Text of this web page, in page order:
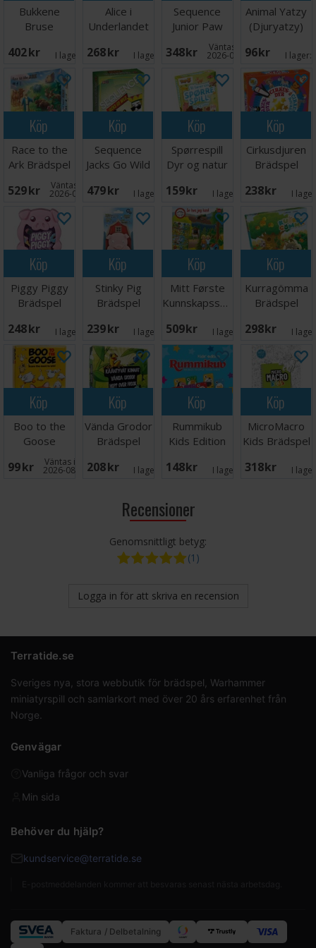
Bukkene
Bruse
402 SEK I lager: 6
Alice i
Underlandet
268 SEK I lager: 2
Sequence
Junior Paw
Patrol
Brädspel
348 SEK Väntas in:
2026-08-15
Animal Yatzy
(Djuryatzy)
96 SEK I lager:
Köp
Race to the
Ark Brädspel
529 SEK Väntas in:
2026-09-30
Köp
Sequence
Jacks Go Wild
479 SEK I lager:
Köp
Spørrespill
Dyr og natur
159 SEK I lager: 3
Köp
Cirkusdjuren
Brädspel
238 SEK I
Köp
Piggy Piggy
Brädspel
248 SEK I lager: 6
Köp
Stinky Pig
Brädspel
239 SEK I lager: 1
Köp
Mitt Første
Kunnskapsspill
509 SEK I lager: 1
Köp
Kurragömma
Brädspel
298 SEK I
Köp
Boo to the
Goose
Kortspel
99 SEK Väntas in:
2026-08-15
Köp
Vända Grodor
Brädspel
208 SEK I lager:
Köp
Rummikub
Kids Edition
148 SEK I lager: 2
Köp
MicroMacro
Kids Brädspel
318 SEK I
Recensioner
Genomsnittligt betyg:
(1)
Logga in för att skriva en recension
Terratide.se
Sveriges nya, stora webbutik för brädspel, Warhammer
miniatyrspill och samlarkort med över 20 års erfarenhet från
Norge.
Genvägar
Vanliga frågor och svar
Min sida
Behöver du hjälp?
kundservice@terratide.se
Faktura / Delbetalning